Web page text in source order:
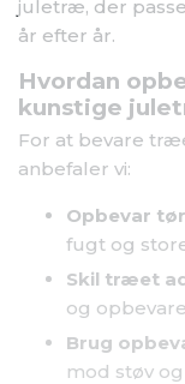
juletræ, der
år efter år.
Hvordan
kunstige
For at bevare
anbefaler vi:
Opbevar
fugt og
Skil træet
og
Brug
mod støv